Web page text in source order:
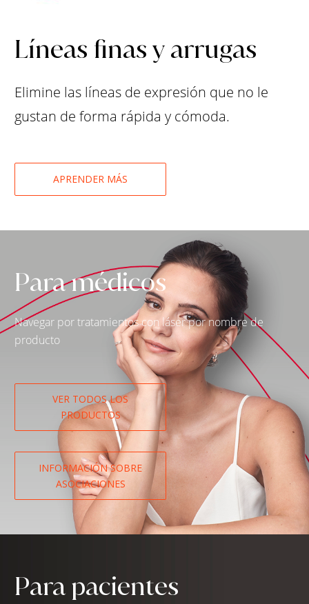
Líneas finas y arrugas
Elimine las líneas de expresión que no le
gustan de forma rápida y cómoda.
APRENDER MÁS
Para médicos
Navegar por tratamientos con láser por nombre de
producto
VER TODOS LOS
PRODUCTOS
INFORMACIÓN SOBRE
ASOCIACIONES
Para pacientes